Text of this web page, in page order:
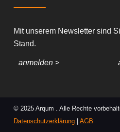
Mit unserem Newsletter sind
Stand.
anmelden >
© 2025 Arqum . Alle Rechte
Datenschutzerklärung| AGB